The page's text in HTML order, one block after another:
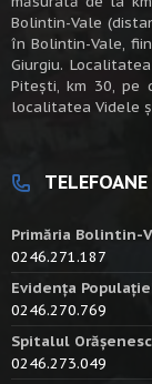
Bolintin-Vale
în Bolintin-Vale,
Giurgiu.
Piteşti, km 30, pe
localitatea Videle
Primăria Bolintin-
0246.271.187
Evidența
0246.270.769
Spitalul
0246.273.049